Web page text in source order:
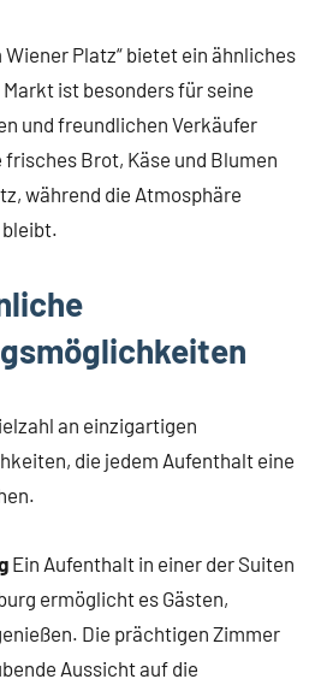
Wiener Platz“ bietet ein ähnliches
ist besonders für seine
und freundlichen Verkäufer
Brot, Käse und Blumen
während die Atmosphäre
an einzigartigen
die jedem Aufenthalt eine
Ein Aufenthalt in einer der Suiten
ermöglicht es Gästen,
Die prächtigen Zimmer
Aussicht auf die